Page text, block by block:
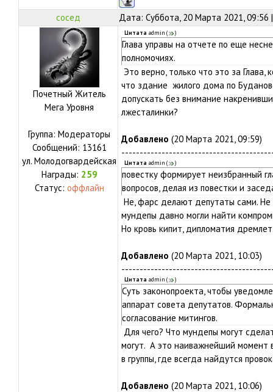
сосед Дата: Суббота, 20 Марта 2021,
Почетный Житель
Мега Уровня
Группа: Модераторы
Сообщений: 13161
ул. Молодогвардейская
Награды: 259
Статус: оффлайн
Цитата admin ( )
Глава управы на отчете по еще
полномочиях.
Это верно, только что это за Глава,
что здание жилого дома по
допускать без внимание
лжесталинки?
Добавлено (20 Марта 2021, 09:59)
Цитата admin ( )
повестку формирует неизбранный
вопросов, делая из повестки и
Не, фарс делают депутаты сами. Не
мундепы давно могли найти
Но кровь кипит, дипломатия
Добавлено (20 Марта 2021, 10:03)
Цитата admin ( )
Суть законопроекта, чтобы
аппарат совета депутатов.
согласование митингов.
Для чего? Что мундепы могут
могут. А это наиважнейший момент
в группы, где всегда найдутся
Добавлено (20 Марта 2021, 10:06)